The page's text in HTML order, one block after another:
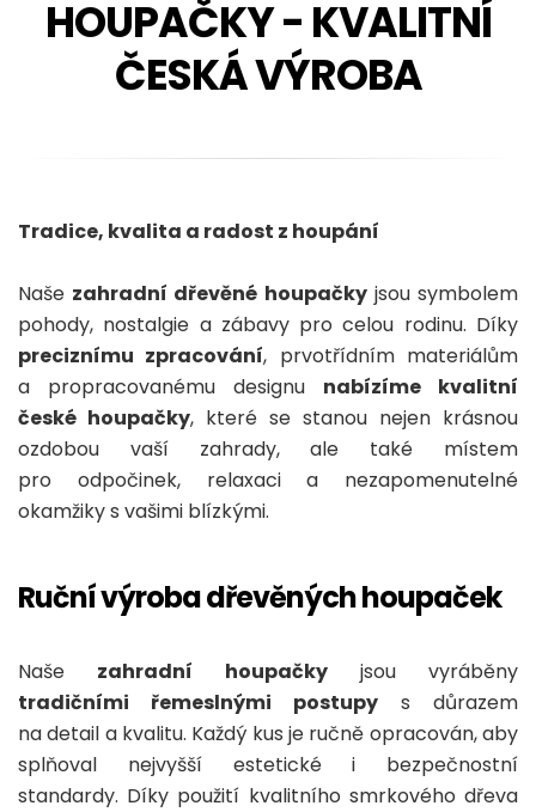
HOUPAČKY - KVALITNÍ
ČESKÁ VÝROBA
Tradice, kvalita a radost z houpání
Naše zahradní dřevěné houpačkyjsou symbolem
pohody, nostalgie a zábavy pro celou rodinu. Díky
preciznímu zpracování, prvotřídním materiálům
a propracovanému designu nabízíme kvalitní
české houpačky, které se stanou nejen krásnou
ozdobou vaší zahrady, ale také místem
pro odpočinek, relaxaci a nezapomenutelné
okamžiky s vašimi blízkými.
Ruční výroba dřevěných houpaček
Naše zahradní houpačkyjsou vyráběny
tradičními řemeslnými postupy s důrazem
na detail a kvalitu. Každý kus je ručně opracován, aby
splňoval nejvyšší estetické i bezpečnostní
standardy. Díky použití kvalitního smrkového dřeva